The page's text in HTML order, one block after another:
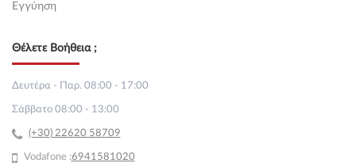
Εγγύηση
Θέλετε Βοήθεια ;
Δευτέρα - Παρ. 08:00 - 17:00
Σάββατο 08:00 - 13:00
(+30) 22620 58709
Vodafone :6941581020